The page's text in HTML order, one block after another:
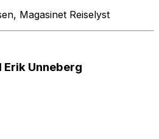
Magasinet Reiselyst
Unneberg